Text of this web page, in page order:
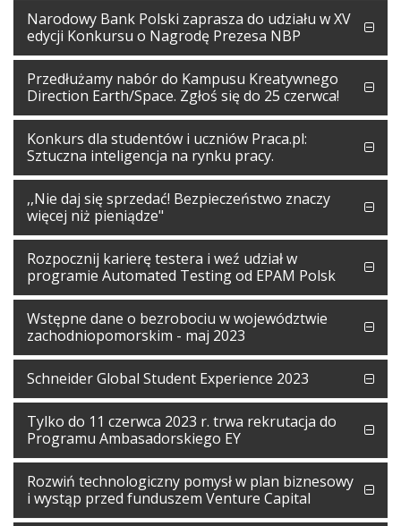
Narodowy Bank Polski zaprasza do udziału w XV
edycji Konkursu o Nagrodę Prezesa NBP
Przedłużamy nabór do Kampusu Kreatywnego
Direction Earth/Space. Zgłoś się do 25 czerwca!
Konkurs dla studentów i uczniów Praca.pl:
Sztuczna inteligencja na rynku pracy.
,,Nie daj się sprzedać! Bezpieczeństwo znaczy
więcej niż pieniądze"
Rozpocznij karierę testera i weź udział w
programie Automated Testing od EPAM Polsk
Wstępne dane o bezrobociu w województwie
zachodniopomorskim - maj 2023
Schneider Global Student Experience 2023
Tylko do 11 czerwca 2023 r. trwa rekrutacja do
Programu Ambasadorskiego EY
Rozwiń technologiczny pomysł w plan biznesowy
i wystąp przed funduszem Venture Capital